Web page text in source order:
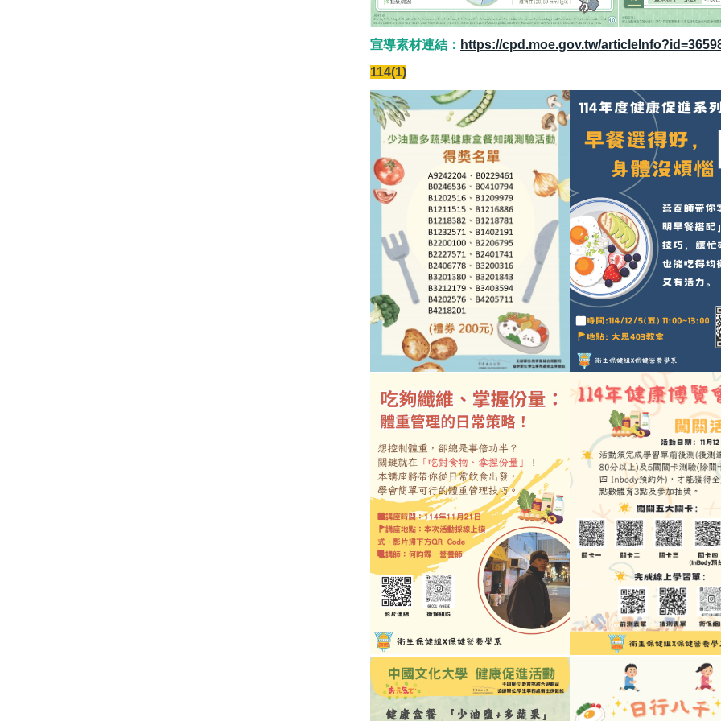
宣導素材連結： https://cpd.moe.gov.tw/
114(1)